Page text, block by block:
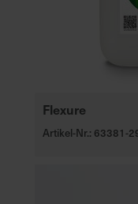
Flexure
Artikel-Nr.: 63381-